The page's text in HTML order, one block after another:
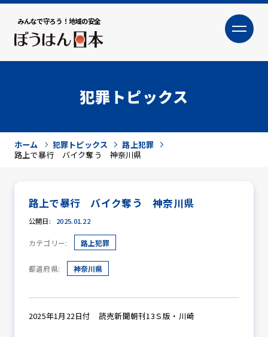
みんなで守ろう！地域の安全
大
防犯活動ニュース
防犯パトロール
犯罪トピックス
ホーム 犯罪トピックス
路上犯罪
路上で暴行 バイク奪う 神奈川県
路上で暴行 バイク奪う 神奈川県
公開日: 2025.01.22
カテゴリー: 路上犯罪
都道府県: 神奈川県
2025年1月22日付 読売新聞朝刊13Ｓ版・川崎